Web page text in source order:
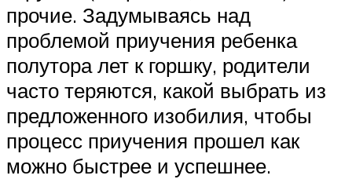
прочие. Задумываясь над
проблемой приучения ребенка
полутора лет к горшку, родители
часто теряются, какой выбрать из
предложенного изобилия, чтобы
процесс приучения прошел как
можно быстрее и успешнее.